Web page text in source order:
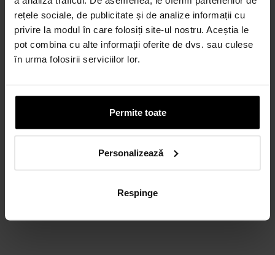
rețele sociale, de publicitate și de analize informații cu
privire la modul în care folosiți site-ul nostru. Aceștia le
pot combina cu alte informații oferite de dvs. sau culese
în urma folosirii serviciilor lor.
Permite toate
Personalizează
Respinge
Credit 100% Online prin TBI
CALCULEAZĂ RATA
Până la 24 de rate fără dobândă.
Obține un card
Discută cu un consultant